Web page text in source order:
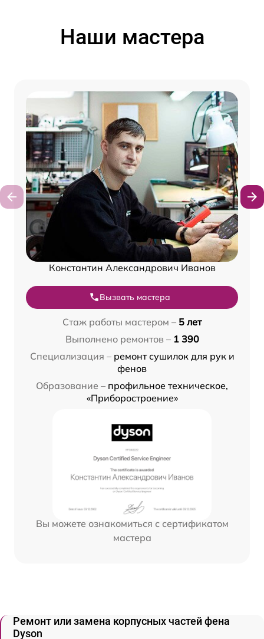
Наши мастера
Константин Александрович Иванов
Вызвать мастера
Стаж работы мастером – 5 лет
Выполнено ремонтов – 1 390
Специализация – ремонт сушилок для рук и
фенов
Образование – профильное техническое,
«Приборостроение»
Вы можете ознакомиться с сертификатом
мастера
Ремонт или замена корпусных частей фена
Dyson